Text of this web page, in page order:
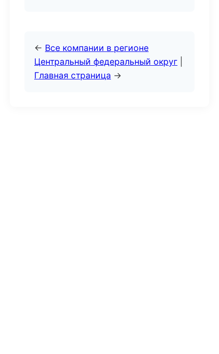
← Все компании в регионе
Центральный федеральный округ
Главная страница →